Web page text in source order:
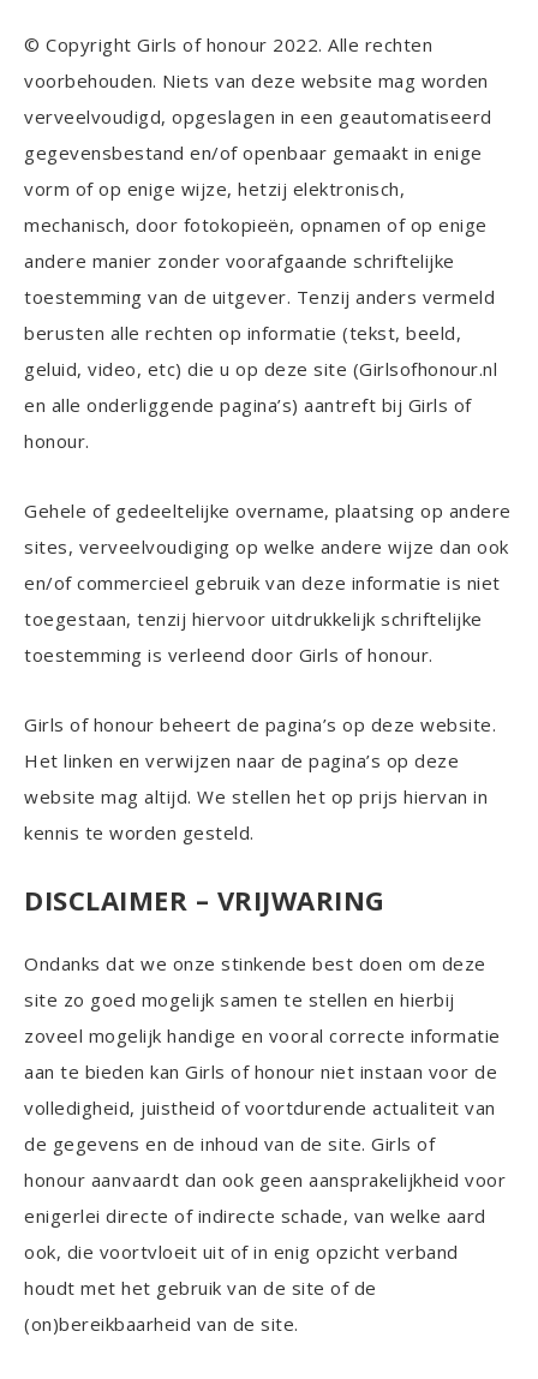
© Copyright Girls of honour 2022. Alle rechten
voorbehouden. Niets van deze website mag worden
verveelvoudigd, opgeslagen in een geautomatiseerd
gegevensbestand en/of openbaar gemaakt in enige
vorm of op enige wijze, hetzij elektronisch,
mechanisch, door fotokopieën, opnamen of op enige
andere manier zonder voorafgaande schriftelijke
toestemming van de uitgever. Tenzij anders vermeld
berusten alle rechten op informatie (tekst, beeld,
geluid, video, etc) die u op deze site (Girlsofhonour.nl
en alle onderliggende pagina’s) aantreft bij Girls of
honour.
Gehele of gedeeltelijke overname, plaatsing op andere
sites, verveelvoudiging op welke andere wijze dan ook
en/of commercieel gebruik van deze informatie is niet
toegestaan, tenzij hiervoor uitdrukkelijk schriftelijke
toestemming is verleend door Girls of honour.
Girls of honour beheert de pagina’s op deze website.
Het linken en verwijzen naar de pagina’s op deze
website mag altijd. We stellen het op prijs hiervan in
kennis te worden gesteld.
DISCLAIMER – VRIJWARING
Ondanks dat we onze stinkende best doen om deze
site zo goed mogelijk samen te stellen en hierbij
zoveel mogelijk handige en vooral correcte informatie
aan te bieden kan Girls of honour niet instaan voor de
volledigheid, juistheid of voortdurende actualiteit van
de gegevens en de inhoud van de site. Girls of
honour aanvaardt dan ook geen aansprakelijkheid voor
enigerlei directe of indirecte schade, van welke aard
ook, die voortvloeit uit of in enig opzicht verband
houdt met het gebruik van de site of de
(on)bereikbaarheid van de site.